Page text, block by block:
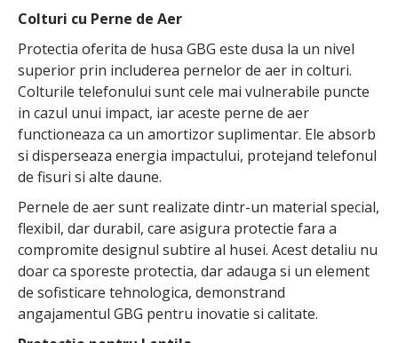
Colturi cu Perne de Aer
Protectia oferita de husa GBG este dusa la un nivel
superior prin includerea pernelor de aer in colturi.
Colturile telefonului sunt cele mai vulnerabile puncte
in cazul unui impact, iar aceste perne de aer
functioneaza ca un amortizor suplimentar. Ele absorb
si disperseaza energia impactului, protejand telefonul
de fisuri si alte daune.
Pernele de aer sunt realizate dintr-un material special,
flexibil, dar durabil, care asigura protectie fara a
compromite designul subtire al husei. Acest detaliu nu
doar ca sporeste protectia, dar adauga si un element
de sofisticare tehnologica, demonstrand
angajamentul GBG pentru inovatie si calitate.